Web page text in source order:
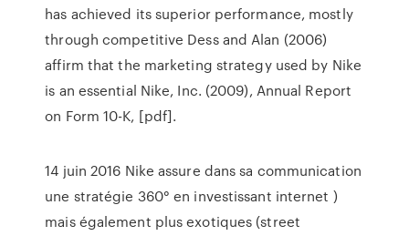
has achieved its superior performance, mostly
through competitive Dess and Alan (2006)
affirm that the marketing strategy used by Nike
is an essential Nike, Inc. (2009), Annual Report
on Form 10-K, [pdf].
14 juin 2016 Nike assure dans sa communication
une stratégie 360° en investissant internet )
mais également plus exotiques (street